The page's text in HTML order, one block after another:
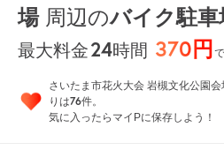
場周辺のバイク駐車
最大料金24時間 370円
さいたま市花火大会 岩槻文化公園
りは76件。
気に入ったらマイPに保存しよう！